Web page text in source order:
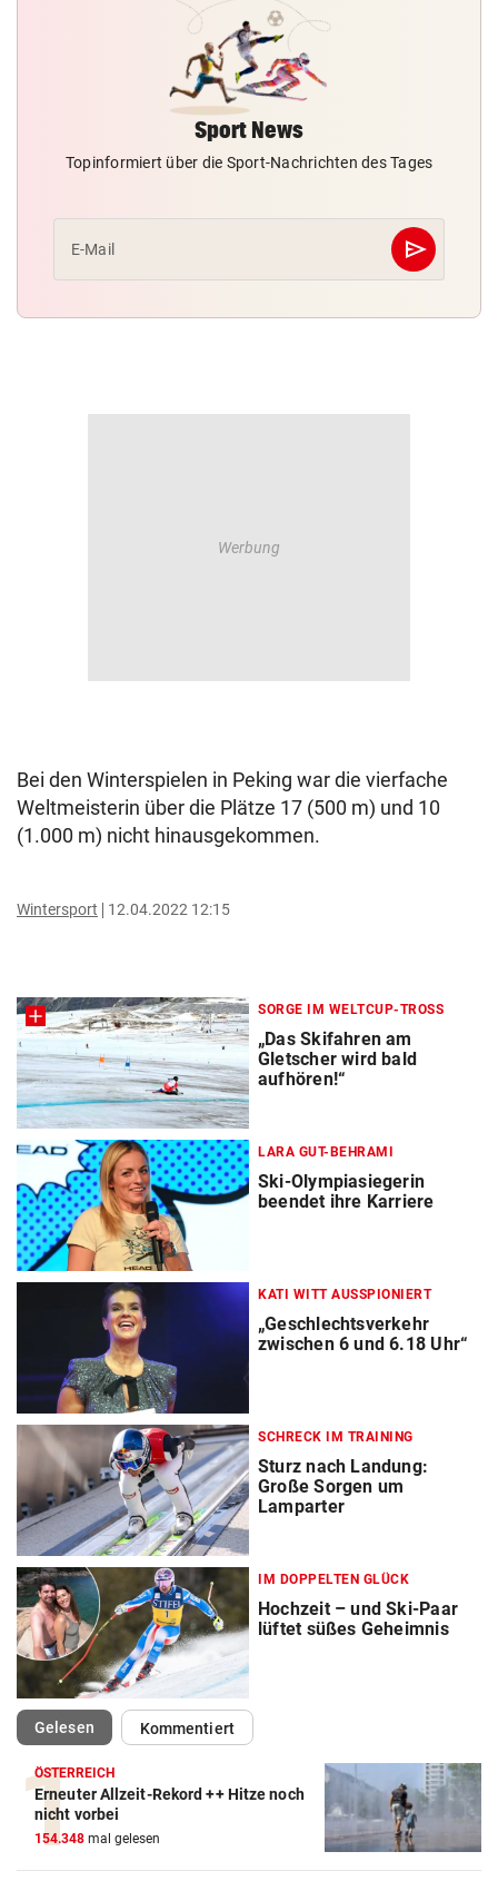
Sport News
Topinformiert über die Sport-Nachrichten des Tages
E-Mail send
Abschicken
Bei den Winterspielen in Peking war die vierfache
Weltmeisterin über die Plätze 17 (500 m) und 10
(1.000 m) nicht hinausgekommen.
Wintersport 12.04.2022 12:15
SORGE IM WELTCUP-TROSS
„Das Skifahren am
Gletscher wird bald
aufhören!“
LARA GUT-BEHRAMI
Ski-Olympiasiegerin
beendet ihre Karriere
KATI WITT AUSSPIONIERT
„Geschlechtsverkehr
zwischen 6 und 6.18 Uhr“
SCHRECK IM TRAINING
Sturz nach Landung:
Große Sorgen um
Lamparter
IM DOPPELTEN GLÜCK
Hochzeit – und Ski-Paar
lüftet süßes Geheimnis
Gelesen(ausgewählt)Kommentiert
ÖSTERREICH
Erneuter Allzeit-Rekord ++ Hitze noch
nicht vorbei
154.348 mal gelesen
Action-Cam Vergleich